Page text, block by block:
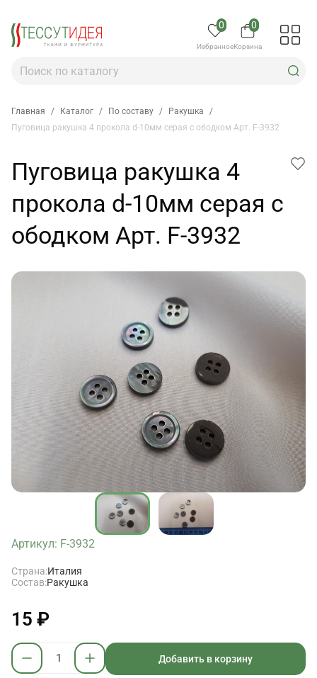
0
Избранное
0
Корзина
Главная / Каталог / По составу / Ракушка
/
Пуговица ракушка 4 прокола d-10мм серая с ободком Арт. F-3932
Пуговица ракушка 4
прокола d-10мм серая с
ободком Арт. F-3932
Артикул: F-3932
Страна:Италия
Состав:Ракушка
15 ₽
Добавить в корзину